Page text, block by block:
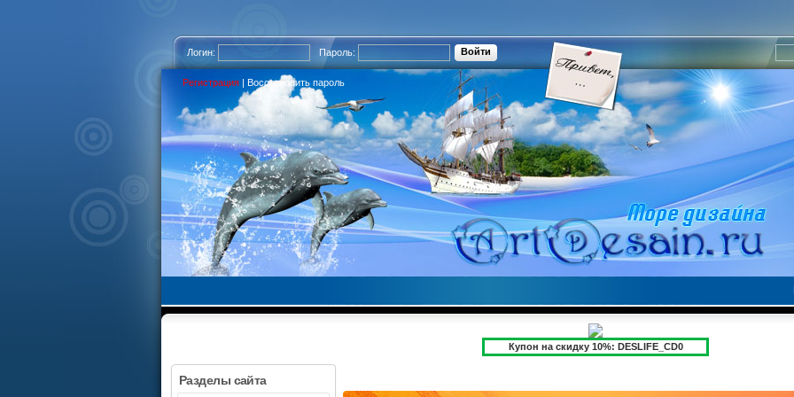
Логин: Пароль:
Регистрация | Восстановить пароль
Купон на скидку 10%: DESLIFE_CD0
Разделы сайта